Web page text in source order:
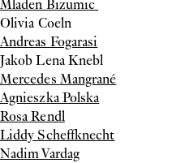
Mladen Bizumic
Olivia Coeln
Andreas Fogarasi
Jakob Lena Knebl
Mercedes Mangrané
Agnieszka Polska
Rosa Rendl
Liddy Scheffknecht
Nadim Vardag